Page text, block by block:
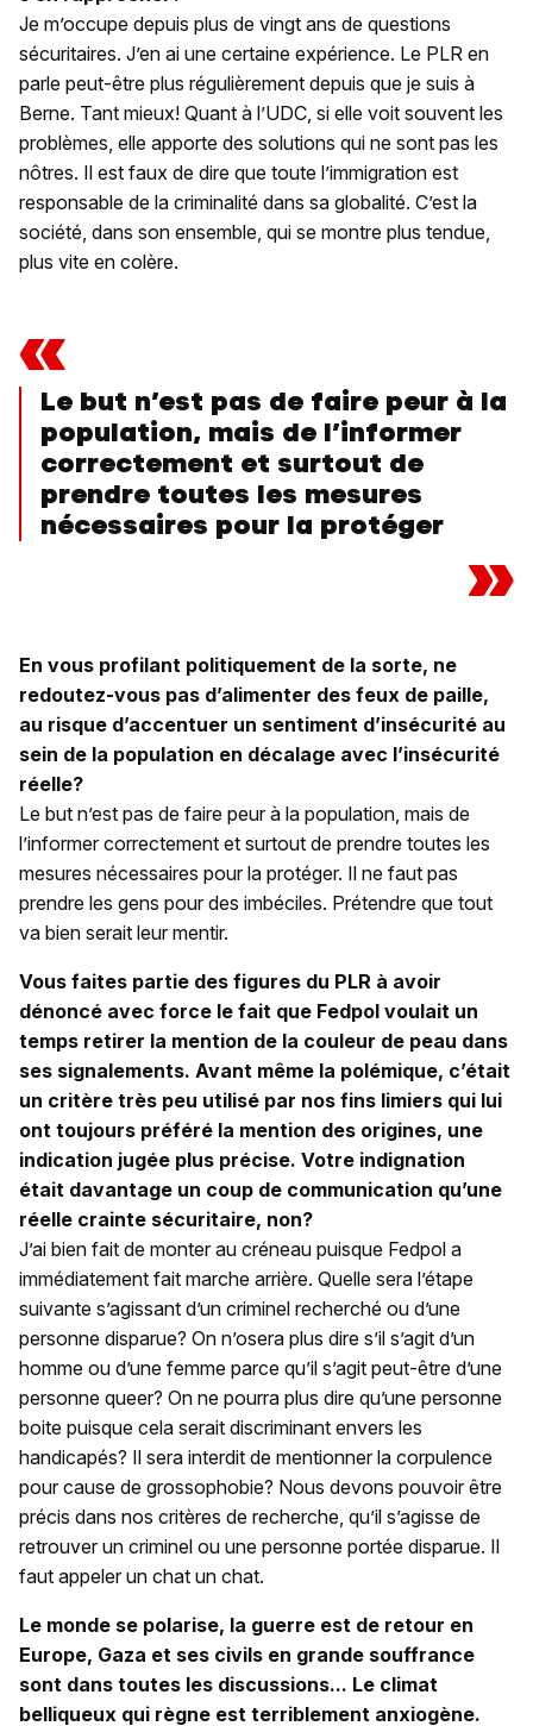
Je m’occupe depuis plus de vingt ans de questions
sécuritaires. J’en ai une certaine expérience. Le PLR en
parle peut-être plus régulièrement depuis que je suis à
Berne. Tant mieux! Quant à l’UDC, si elle voit souvent les
problèmes, elle apporte des solutions qui ne sont pas les
nôtres. Il est faux de dire que toute l’immigration est
responsable de la criminalité dans sa globalité. C’est la
société, dans son ensemble, qui se montre plus tendue,
plus vite en colère.
«
Le but n’est pas de faire peur à la
population, mais de l’informer
correctement et surtout de
prendre toutes les mesures
nécessaires pour la protéger
»
En vous profilant politiquement de la sorte, ne
redoutez-vous pas d’alimenter des feux de paille,
au risque d’accentuer un sentiment d’insécurité au
sein de la population en décalage avec l’insécurité
réelle?
Le but n’est pas de faire peur à la population, mais de
l’informer correctement et surtout de prendre toutes les
mesures nécessaires pour la protéger. Il ne faut pas
prendre les gens pour des imbéciles. Prétendre que tout
va bien serait leur mentir.
Vous faites partie des figures du PLR à avoir
dénoncé avec force le fait que Fedpol voulait un
temps retirer la mention de la couleur de peau dans
ses signalements. Avant même la polémique, c’était
un critère très peu utilisé par nos fins limiers qui lui
ont toujours préféré la mention des origines, une
indication jugée plus précise. Votre indignation
était davantage un coup de communication qu’une
réelle crainte sécuritaire, non?
J’ai bien fait de monter au créneau puisque Fedpol a
immédiatement fait marche arrière. Quelle sera l’étape
suivante s’agissant d’un criminel recherché ou d’une
personne disparue? On n’osera plus dire s’il s’agit d’un
homme ou d’une femme parce qu’il s’agit peut-être d’une
personne queer? On ne pourra plus dire qu’une personne
boite puisque cela serait discriminant envers les
handicapés? Il sera interdit de mentionner la corpulence
pour cause de grossophobie? Nous devons pouvoir être
précis dans nos critères de recherche, qu’il s’agisse de
retrouver un criminel ou une personne portée disparue. Il
faut appeler un chat un chat.
Le monde se polarise, la guerre est de retour en
Europe, Gaza et ses civils en grande souffrance
sont dans toutes les discussions... Le climat
belliqueux qui règne est terriblement anxiogène.